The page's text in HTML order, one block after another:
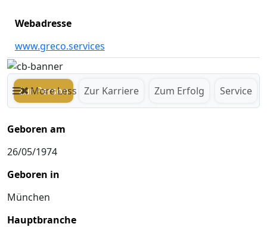
Webadresse
www.greco.services
Zur Person Zur Karriere Zum Erfolg Service
MoreLess
Geboren am
26/05/1974
Geboren in
München
Hauptbranche